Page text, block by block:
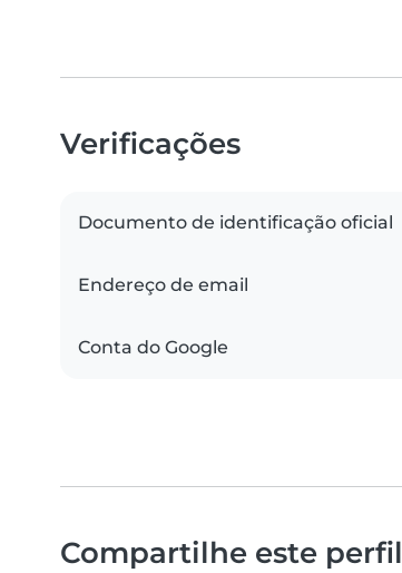
Verificações
Documento de identificação oficial
Endereço de email
Conta do Google
Compartilhe este perfil